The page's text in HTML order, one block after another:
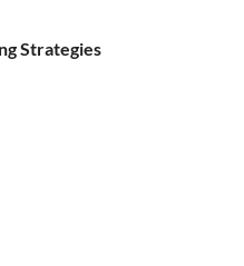
Strategies